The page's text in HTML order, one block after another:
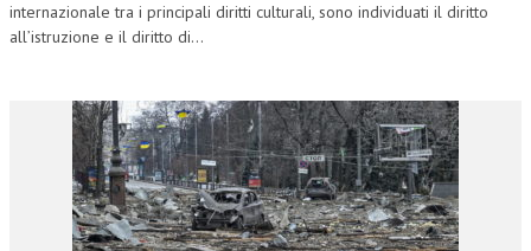
LA RIVISTA
COMITATO EDITORIALE
REDAZIONE
PEER REVIEW
CODICE ETICO
internazionale tra i principali diritti culturali, sono individuati il diritto
all’istruzione e il diritto di...